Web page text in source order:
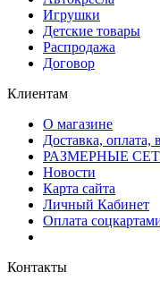
Игрушки
Детские товары
Распродажа
Договор
Клиентам
О магазине
Доставка, оплата,
РАЗМЕРНЫЕ
Новости
Карта сайта
Личный Кабинет
Оплата
Контакты